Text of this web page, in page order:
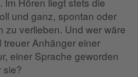
und ganz, spontan oder
zu verlieben. Und wer wäre
Anhänger einer
einer Sprache geworden
sie?